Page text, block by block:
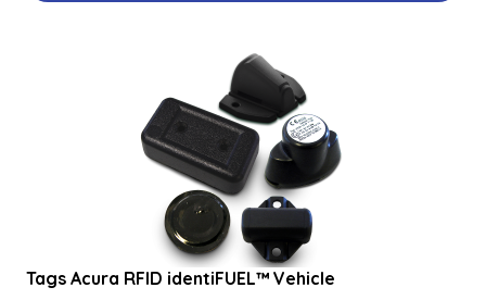
Tags Acura RFID identiFUEL™ Vehicle